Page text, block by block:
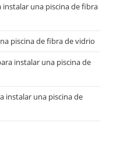
instalar una piscina de fibra
piscina de fibra de vidrio
instalar una piscina de
instalar una piscina de